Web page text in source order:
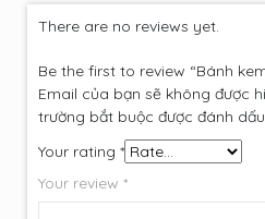
There are no reviews yet.
Be the first to review “Bánh
Email của bạn sẽ không được
trường bắt buộc được đánh dấu
Your rating *
Your review *